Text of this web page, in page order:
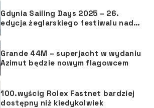
Gdynia Sailing Days 2025 – 26.
edycja żeglarskiego festiwalu nad
Grande 44M – superjacht w wydaniu
Azimut będzie nowym flagowcem
100.wyścig Rolex Fastnet bardziej
dostępny niż kiedykolwiek